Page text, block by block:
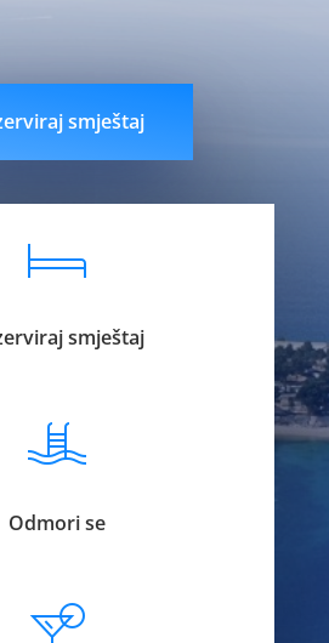
smještaj
smještaj
Odmori se